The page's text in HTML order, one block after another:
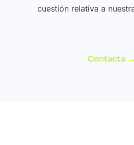
cuestión relativa a
Contacta →